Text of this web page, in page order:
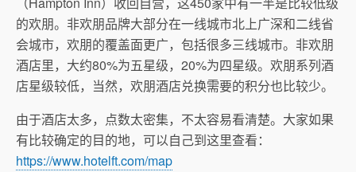
的欢朋。非欢朋品牌大部分在一线城市北上广深和二线省
会城市，欢朋的覆盖面更广，包括很多三线城市。非欢朋
酒店里，大约80%为五星级，20%为四星级。欢朋系列酒
店星级较低，当然，欢朋酒店兑换需要的积分也比较少。
由于酒店太多，点数太密集，不太容易看清楚。大家如果
有比较确定的目的地，可以自己到这里查看：
https://www.hotelft.com/map